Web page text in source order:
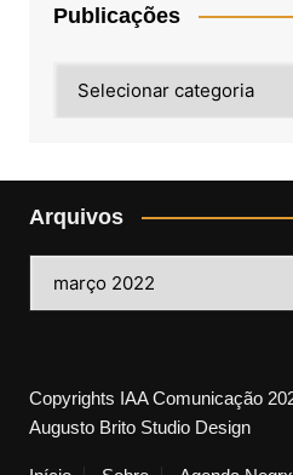
Publicações
Arquivos
Copyrights IAA Comunicação
Augusto Brito Studio Design